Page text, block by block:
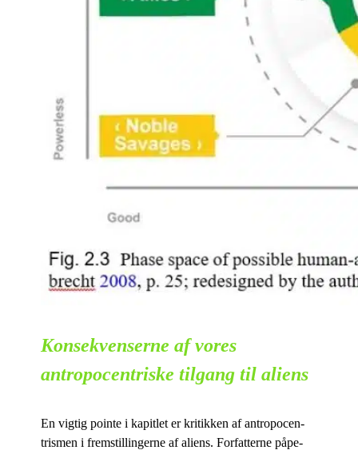
Konsekvenserne af vores
antropocentriske tilgang til aliens
En vig­tig po­in­te i ka­pit­let er kri­tik­ken af an­tro­po­cen­
tris­men i frem­stil­lin­ger­ne af ali­ens. For­fat­ter­ne på­pe­